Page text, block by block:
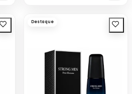
Destaque